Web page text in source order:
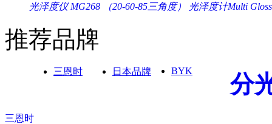
光泽度仪 MG268 （20-60-85三角度）
光泽度计Multi
推荐品牌
三恩时 日本品牌 BYK 分
三恩时